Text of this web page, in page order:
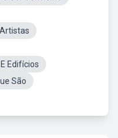
Edifícios
São